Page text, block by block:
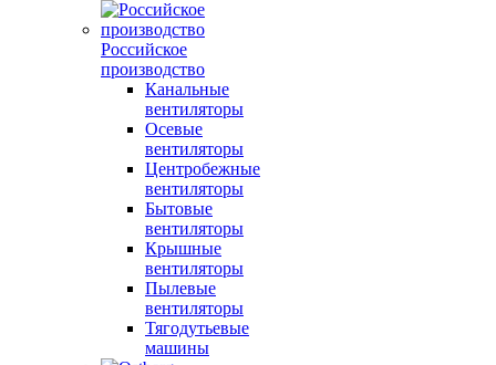
Российское
производство
Канальные
вентиляторы
Осевые
вентиляторы
Центробежные
вентиляторы
Бытовые
вентиляторы
Крышные
вентиляторы
Пылевые
вентиляторы
Тягодутьевые
машины